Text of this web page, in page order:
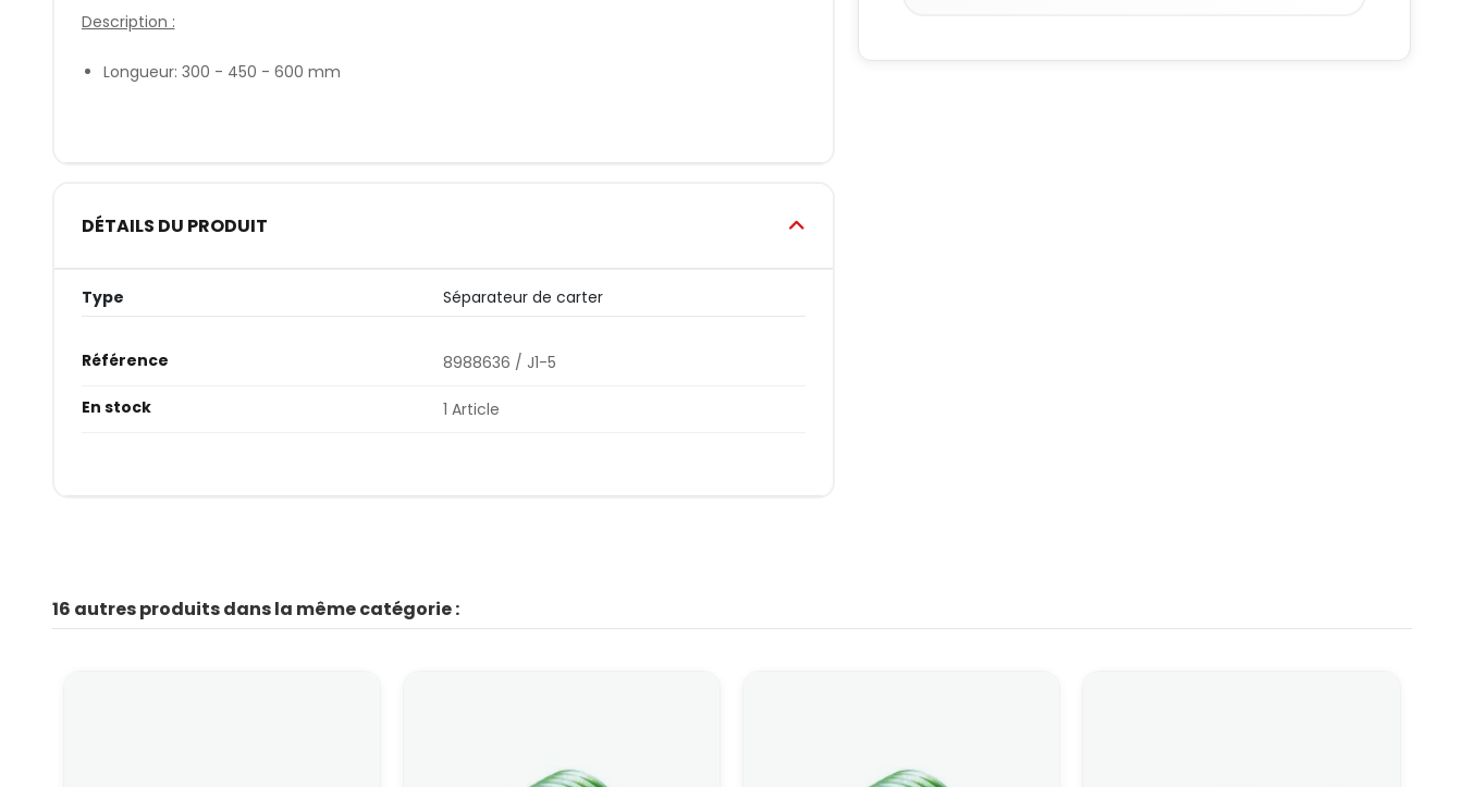
Description :
Longueur: 300 - 450 - 600 mm
DÉTAILS DU PRODUIT
Type Séparateur de carter
Référence 8988636 / J1-5
En stock 1 Article
16 autres produits dans la même catégorie :